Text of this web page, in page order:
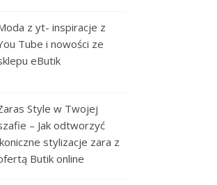
z yt- inspiracje z
Tube i nowości ze
eButik
Style w Twojej
– Jak odtworzyć
stylizacje zara z
Butik online